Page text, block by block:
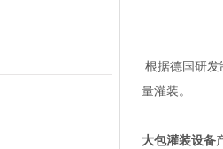
根据德国研
量灌装。
大包灌装设备